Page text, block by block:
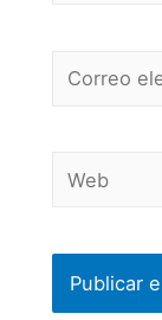
Correo
Web